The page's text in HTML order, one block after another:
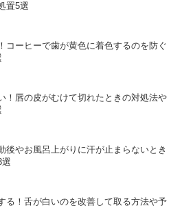
置5選
コーヒーで歯が黄色に着色するのを防ぐ
！唇の皮がむけて切れたときの対処法や
後やお風呂上がりに汗が止まらないとき
る！舌が白いのを改善して取る方法や予